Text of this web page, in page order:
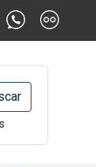
Fonte
de
Busca